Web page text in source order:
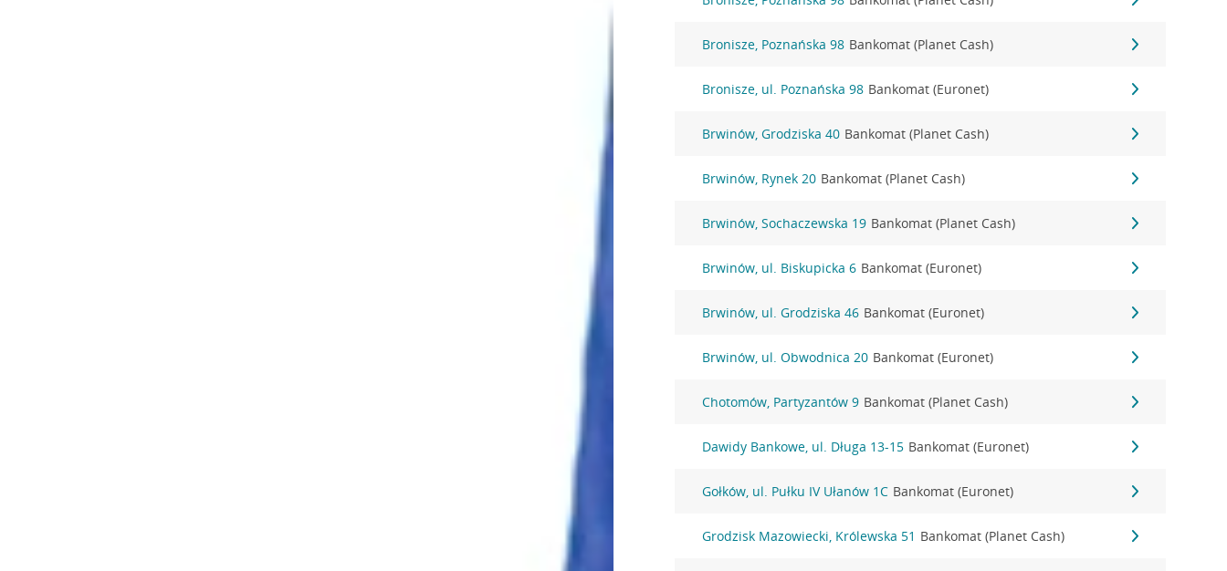
Bronisze, Poznańska 98 Bankomat (Planet Cash)
Bronisze, ul. Poznańska 98 Bankomat (Euronet)
Brwinów, Grodziska 40 Bankomat (Planet Cash)
Brwinów, Rynek 20 Bankomat (Planet Cash)
Brwinów, Sochaczewska 19 Bankomat (Planet Cash)
Brwinów, ul. Biskupicka 6 Bankomat (Euronet)
Brwinów, ul. Grodziska 46 Bankomat (Euronet)
Brwinów, ul. Obwodnica 20 Bankomat (Euronet)
Chotomów, Partyzantów 9 Bankomat (Planet Cash)
Dawidy Bankowe, ul. Długa 13-15 Bankomat (Euronet)
Gołków, ul. Pułku IV Ułanów 1C Bankomat (Euronet)
Grodzisk Mazowiecki, Królewska 51 Bankomat (Planet Cash)